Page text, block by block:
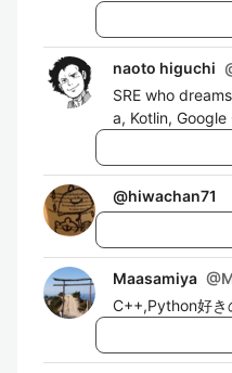
naoto higuchi
SRE who
a, Kotlin, Google
@hiwachan71
Maasamiya @
C++,Python好き